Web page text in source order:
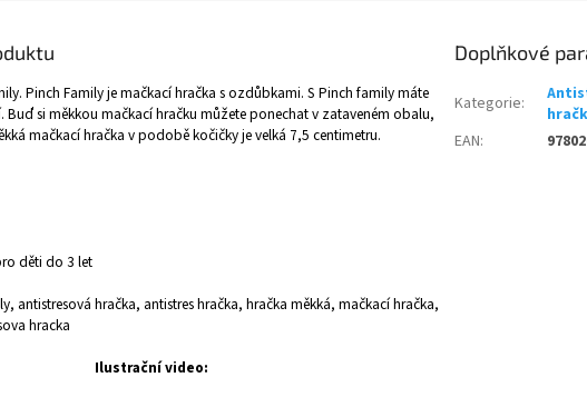
Pinch Family je mačkací hračka s ozdůbkami. S Pinch family máte
si měkkou mačkací hračku můžete ponechat v zataveném obalu,
mačkací hračka v podobě kočičky je velká 7,5 centimetru.
děti do 3 let
antistresová hračka, antistres hračka, hračka měkká, mačkací hračka,
hracka
Ilustrační video:
Doplňkové
Kategorie:
EAN: